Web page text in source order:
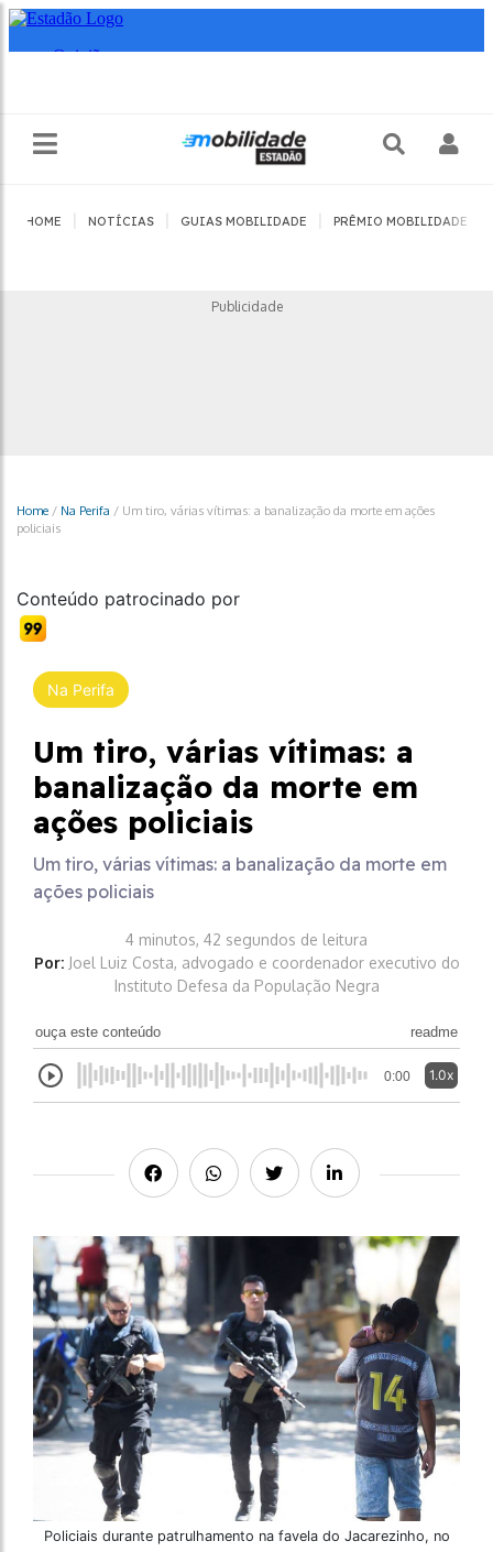
HOME NOTÍCIAS GUIAS MOBILIDADE PRÊMIO MOBILIDADE
Publicidade
Home / Na Perifa / Um tiro, várias vítimas: a banalização da morte em ações
policiais
Conteúdo patrocinado por
Na Perifa
Um tiro, várias vítimas: a
banalização da morte em
ações policiais
Um tiro, várias vítimas: a banalização da morte em
ações policiais
4 minutos, 42 segundos de leitura
Por: Joel Luiz Costa, advogado e coordenador executivo do
Instituto Defesa da População Negra
ouça este conteúdo readme
0:00 1.0x
Policiais durante patrulhamento na favela do Jacarezinho, no